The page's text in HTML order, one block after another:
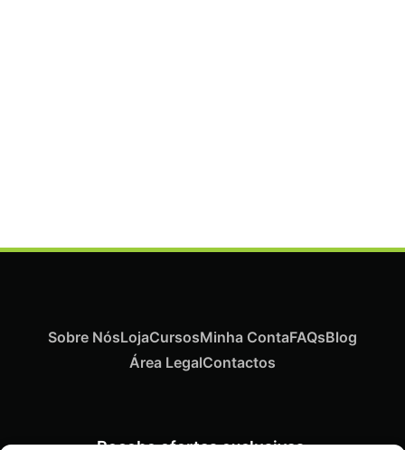
Sobre NósLojaCursosMinha ContaFAQsBlog
Área LegalContactos